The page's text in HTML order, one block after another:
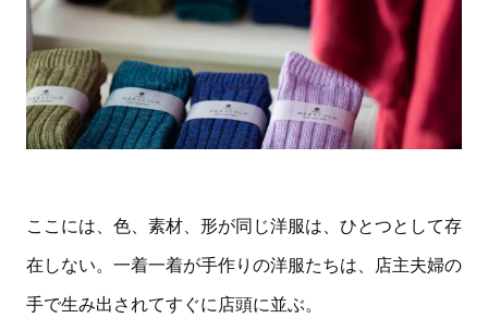
ここには、色、素材、形が同じ洋服は、ひとつとして存
在しない。一着一着が手作りの洋服たちは、店主夫婦の
手で生み出されてすぐに店頭に並ぶ。